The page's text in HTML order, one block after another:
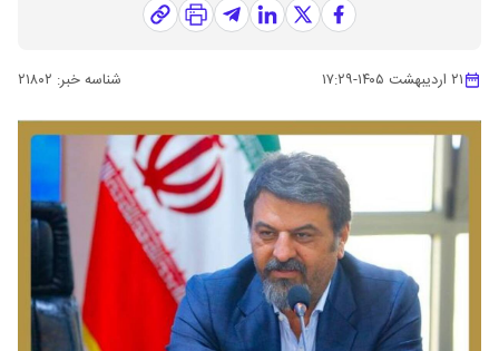
۲۱ اردیبهشت ۱۴۰۵ -۱۷:۲۹ شناسه خبر: ۲۱۸۰۲